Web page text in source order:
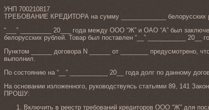
УНП 700210817
ТРЕБОВАНИЕ КРЕДИТОРА на сумму _____________ белорусских
“___” _________ 20___ года между ООО “Ж” и ОАО “А” был
белорусских рублей. Товар был поставлен “__” ___________ 20__
Пунктом ______ договора N ______ от ________ предусмотрено,
выполнил.
По состоянию на “__” ___________ 20__ года долг по данному
На основании изложенного, руководствуясь статьями 89, 141
ПРОШУ:
Включить в реестр требований кредиторов ООО “Ж” для